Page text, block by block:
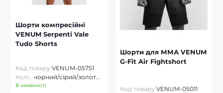
Шорти компресійні
VENUM Serpenti Vale
Tudo Shorts
Код товару:VENUM-05751
чорний/сірий/золотий
В наявності
Шорти для ММА VENUM
G-Fit Air Fightshort
Код товару:VENUM-05011